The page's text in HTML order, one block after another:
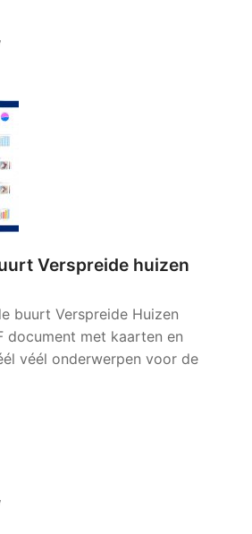
Verspreide huizen
buurt Verspreide Huizen
document met kaarten en
véél onderwerpen voor de